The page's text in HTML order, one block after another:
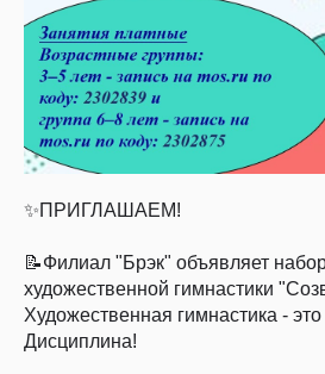
✨ПРИГЛАШАЕМ!
📝Филиал "Брэк" объявляет
художественной гимнастики
Художественная гимнастика - это
Дисциплина!